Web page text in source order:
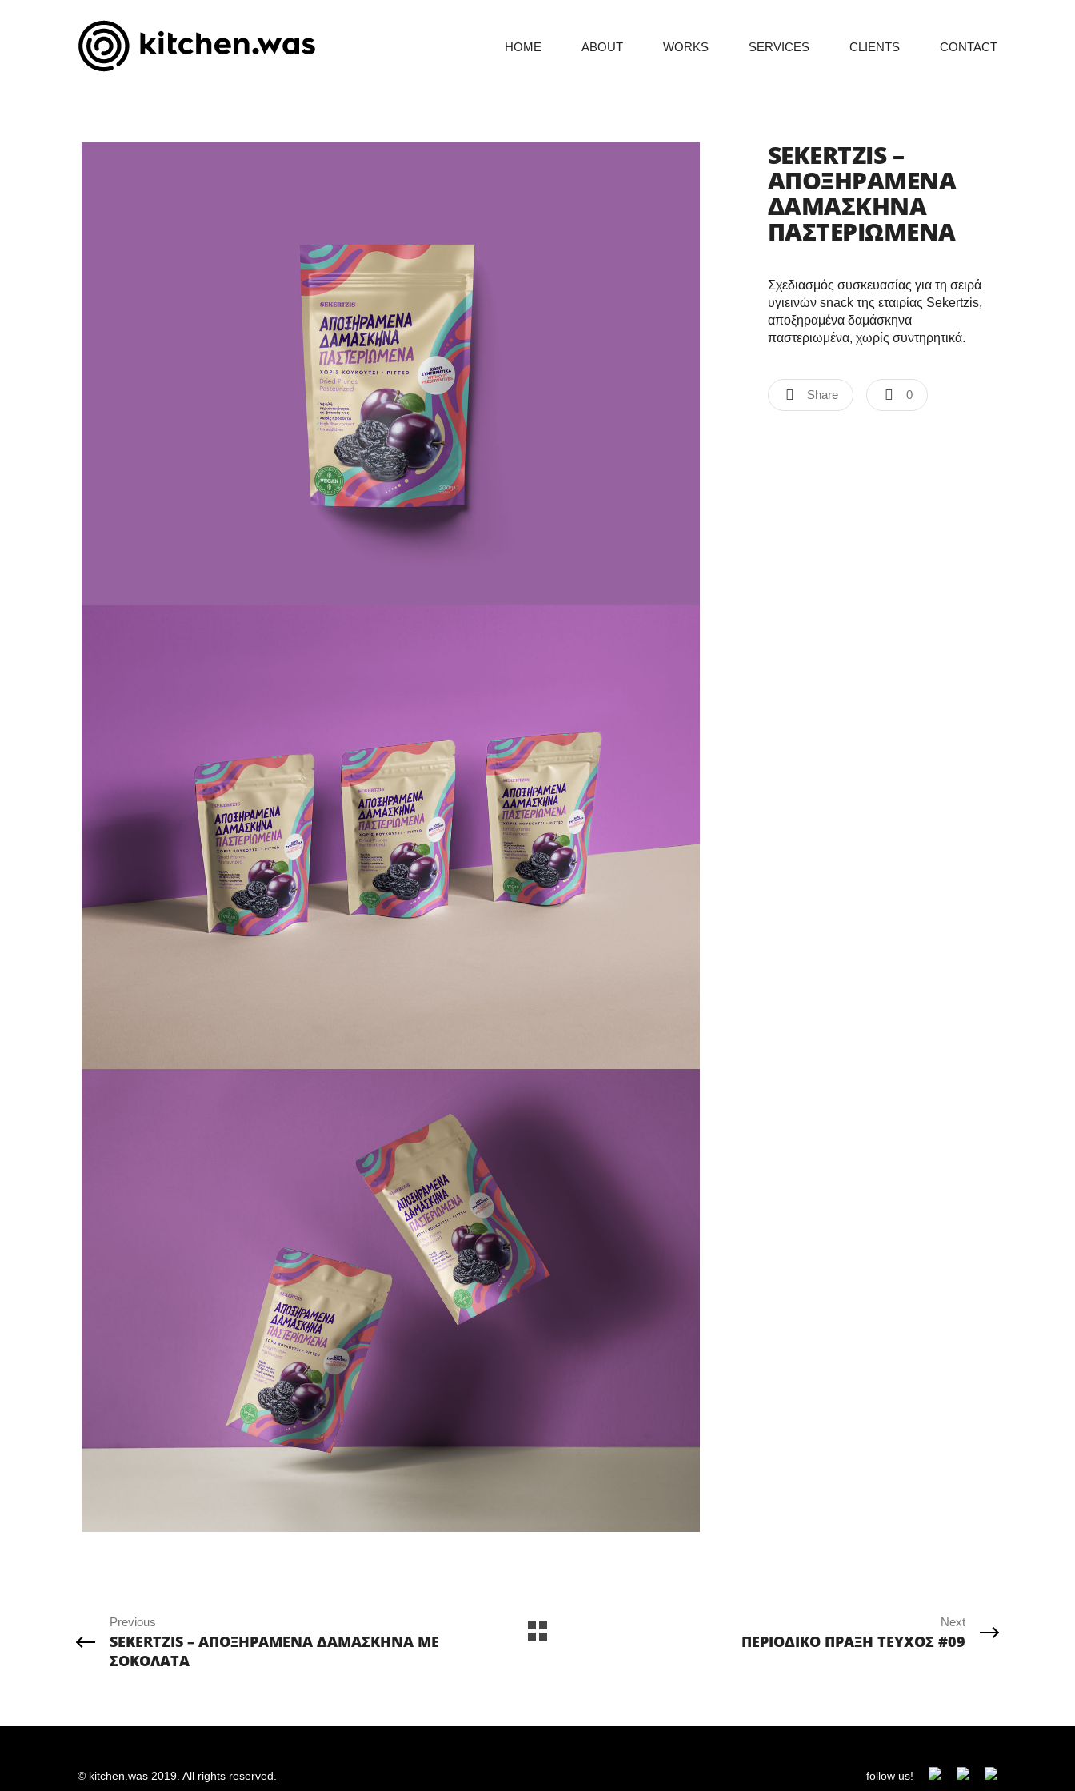
HOME ABOUT WORKS SERVICES CLIENTS CONTACT
SEKERTZIS –
ΑΠΟΞΗΡΑΜΕΝΑ
ΔΑΜΑΣΚΗΝΑ
ΠΑΣΤΕΡΙΩΜΕΝΑ
Σχεδιασμός συσκευασίας για τη σειρά
υγιεινών snack της εταιρίας Sekertzis,
αποξηραμένα δαμάσκηνα
παστεριωμένα, χωρίς συντηρητικά.
Share 0
Previous
SEKERTZIS – ΑΠΟΞΗΡΑΜΕΝΑ ΔΑΜΑΣΚΗΝΑ ΜΕ
ΣΟΚΟΛΑΤΑ
Next
ΠΕΡΙΟΔΙΚΟ ΠΡΑΞΗ ΤΕΥΧΟΣ #09
© kitchen.was 2019. All rights reserved. follow us!